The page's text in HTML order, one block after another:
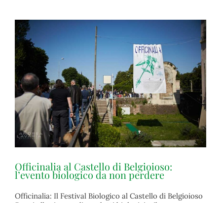
Officinalia al Castello di Belgioioso:
l’evento biologico da non perdere
Officinalia: Il Festival Biologico al Castello di Belgioioso